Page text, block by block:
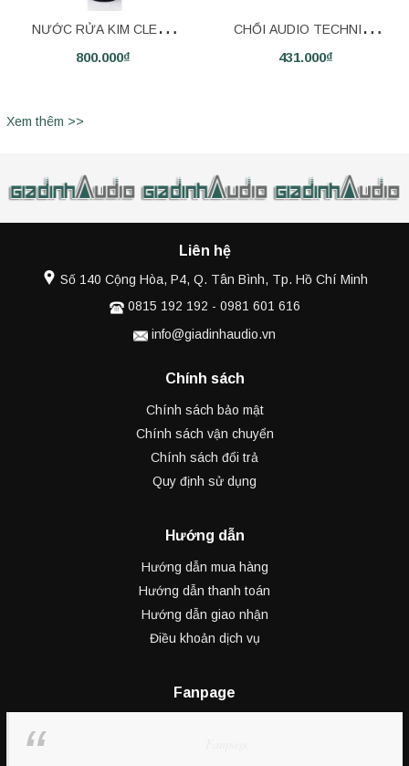
NƯỚC RỬA KIM CLEAR
AUDIO ELIXIR
800.000₫
CHỔI AUDIO TECHNICA
AT6011a
431.000₫
Xem thêm >>
Liên hệ
Số 140 Cộng Hòa, P4, Q. Tân Bình, Tp. Hồ Chí Minh
0815 192 192 - 0981 601 616
info@giadinhaudio.vn
Chính sách
Chính sách bảo mật
Chính sách vận chuyển
Chính sách đổi trả
Quy định sử dụng
Hướng dẫn
Hướng dẫn mua hàng
Hướng dẫn thanh toán
Hướng dẫn giao nhận
Điều khoản dịch vụ
Fanpage